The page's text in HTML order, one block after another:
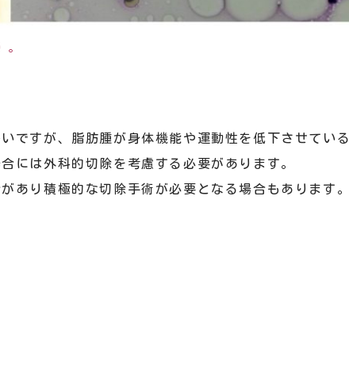
。
ですが、脂肪腫が身体機能や運動性を低下させてい
には外科的切除を考慮する必要があります。
あり積極的な切除手術が必要となる場合もあります